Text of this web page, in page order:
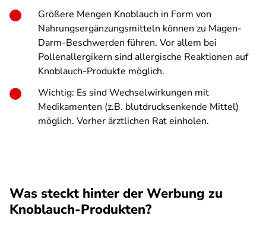
Größere Mengen Knoblauch in Form von
Nahrungsergänzungsmitteln können zu Magen-
Darm-Beschwerden führen. Vor allem bei
Pollenallergikern sind allergische Reaktionen auf
Knoblauch-Produkte möglich.
Wichtig: Es sind Wechselwirkungen mit
Medikamenten (z.B. blutdrucksenkende Mittel)
möglich. Vorher ärztlichen Rat einholen.
Was steckt hinter der Werbung zu
Knoblauch-Produkten?